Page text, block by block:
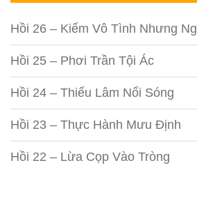
Hồi 26 – Kiếm Vô Tình Nhưng
Hồi 25 – Phơi Trần Tội Ác
Hồi 24 – Thiếu Lâm Nổi Sóng
Hồi 23 – Thực Hành Mưu Định
Hồi 22 – Lừa Cọp Vào Tròng